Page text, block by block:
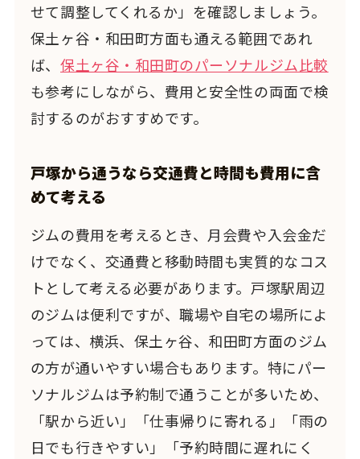
せて調整してくれるか」を確認しましょう。
保土ヶ谷・和田町方面も通える範囲であれ
ば、 保土ヶ谷・和田町のパーソナルジム比較
も参考にしながら、費用と安全性の両面で検
討するのがおすすめです。
戸塚から通うなら交通費と時間も費用に含
めて考える
ジムの費用を考えるとき、月会費や入会金だ
けでなく、交通費と移動時間も実質的なコス
トとして考える必要があります。戸塚駅周辺
のジムは便利ですが、職場や自宅の場所によ
っては、横浜、保土ヶ谷、和田町方面のジム
の方が通いやすい場合もあります。特にパー
ソナルジムは予約制で通うことが多いため、
「駅から近い」「仕事帰りに寄れる」「雨の
日でも行きやすい」「予約時間に遅れにく